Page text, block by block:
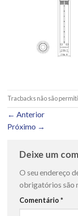
Tracbacks não são
← Anterior
Próximo →
Deixe um
O seu endereço
obrigatórios são
Comentário *